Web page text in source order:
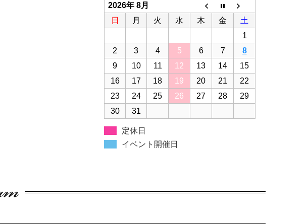
2026年 8月
日
月 火 水 木 金
土
1
2
3 4 5 6 7
8
9
10 11 12 13 14
15
16
17 18 19 20 21
22
23
24 25 26 27 28
29
30
31
定休日
イベント開催日